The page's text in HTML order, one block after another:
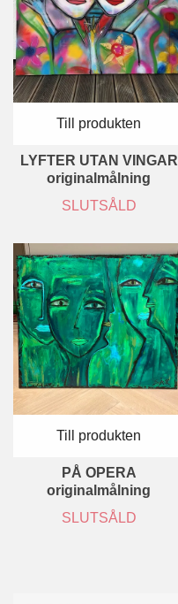
Till produkten
LYFTER UTAN VINGAR
originalmålning
SLUTSÅLD
Till produkten
PÅ OPERA
originalmålning
SLUTSÅLD